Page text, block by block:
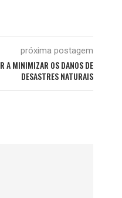
próxima postagem
A MINIMIZAR OS DANOS DE
DESASTRES NATURAIS